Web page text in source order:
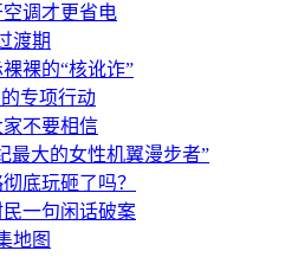
调才更省电
渡期
裸的“核讹诈”
专项行动
不要相信
最大的女性机翼漫步者”
底玩砸了吗？
一句闲话破案
地图